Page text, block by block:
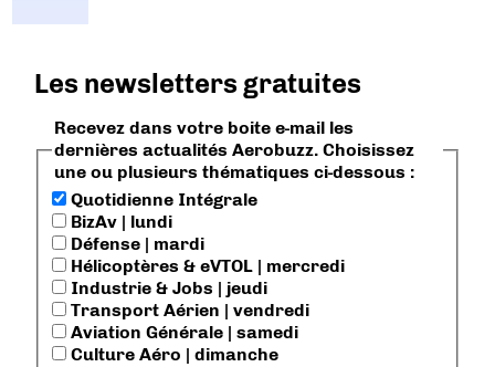
Les newsletters gratuites
Recevez dans votre boite e-mail les
dernières actualités Aerobuzz. Choisissez
une ou plusieurs thématiques ci-dessous :
Quotidienne Intégrale
BizAv | lundi
Défense | mardi
Hélicoptères & eVTOL | mercredi
Industrie & Jobs | jeudi
Transport Aérien | vendredi
Aviation Générale | samedi
Culture Aéro | dimanche